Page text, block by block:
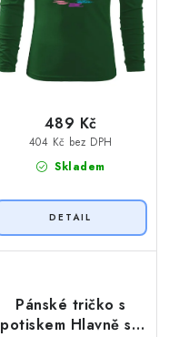
Skladem
404 Kč bez DPH
489 Kč
Pánské tričko s
potiskem Hlavně se